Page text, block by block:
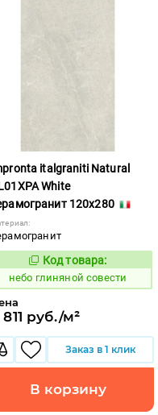
italgraniti Natural
White
120x280
1111523
Код товара:
небо глиняной совести
811 руб./м²
Заказ в 1 клик
В корзину